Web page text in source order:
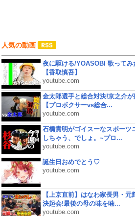
人気の動画
夜に駆ける/YOASOBI 歌ってみ
【香取慎吾】
youtube.com
金太郎選手と総合対決!京之介
【プロボクサーvs総合...
youtube.com
石橋貴明がゴイスーなスポーツ
しちゃう、でしょ。~プロ...
youtube.com
誕生日おめでとう♡
youtube.com
【上京直前】はなわ家長男・元
決起会!最後の母の味を噛...
youtube.com